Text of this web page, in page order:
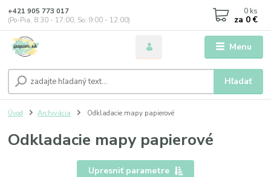
Menu
Hľadať
+421 905 773 017
(Po-Pia, 8:30 - 17:00, So: 9:00 - 12:00)
0 ks
za 0 €
Úvod Archivácia Odkladacie mapy papierové
Odkladacie mapy papierové
Upresniť parametre